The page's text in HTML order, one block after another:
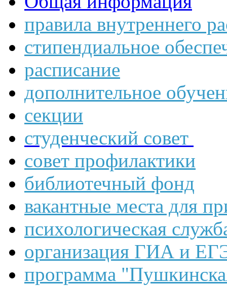
правила внутреннего
стипендиальное
расписание
дополнительное
секции
студенческий совет
совет профилактики
библиотечный фонд
вакантные места для
психологическая
организация ГИА и
программа